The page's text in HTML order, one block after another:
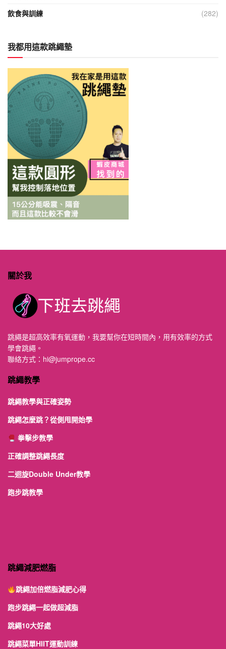
飲食與訓練
(282)
我都用這款跳繩墊
關於我
跳繩是超高效率有氧運動，我要幫你在短時間內，用有效率的方式
學會跳繩。
聯絡方式： hi@jumprope.cc
跳繩教學
跳繩教學與正確姿勢
跳繩怎麼跳？從側甩開始學
拳擊步教學
正確調整跳繩長度
二迴旋Double Under教學
跑步跳教學
跳繩減肥燃脂
跳繩加倍燃脂減肥心得
跑步跳繩一起做超減脂
跳繩10大好處
跳繩菜單HIIT運動訓練